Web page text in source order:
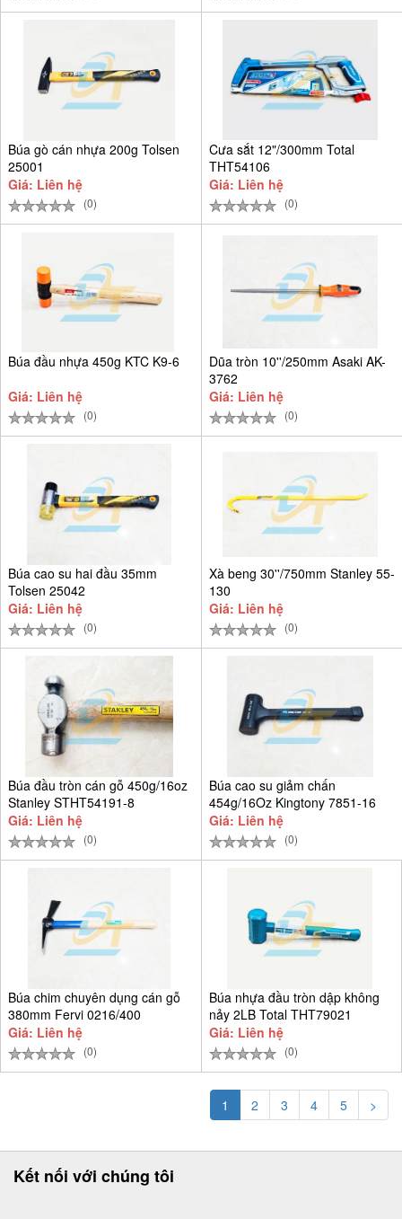
Búa gò cán nhựa 200g Tolsen
25001
Giá: Liên hệ
(0)
Cưa sắt 12"/300mm Total
THT54106
Giá: Liên hệ
(0)
Búa đầu nhựa 450g KTC K9-6
Giá: Liên hệ
(0)
Dũa tròn 10''/250mm Asaki AK-
3762
Giá: Liên hệ
(0)
Búa cao su hai đầu 35mm
Tolsen 25042
Giá: Liên hệ
(0)
Xà beng 30''/750mm Stanley 55-
130
Giá: Liên hệ
(0)
Búa đầu tròn cán gỗ 450g/16oz
Stanley STHT54191-8
Giá: Liên hệ
(0)
Búa cao su giảm chấn
454g/16Oz Kingtony 7851-16
Giá: Liên hệ
(0)
Búa chim chuyên dụng cán gỗ
380mm Fervi 0216/400
Giá: Liên hệ
(0)
Búa nhựa đầu tròn dập không
nảy 2LB Total THT79021
Giá: Liên hệ
(0)
1 2 3 4 5 >
Kết nối với chúng tôi